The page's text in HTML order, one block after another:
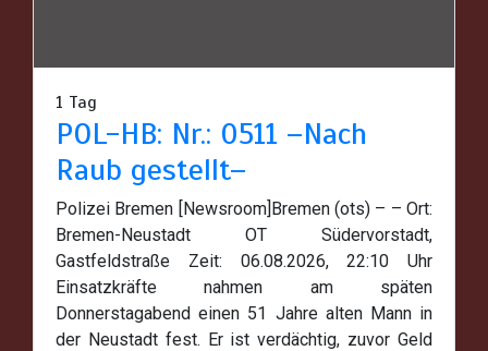
1 Tag
POL-HB: Nr.: 0511 –Nach
Raub gestellt–
Polizei Bremen [Newsroom]Bremen (ots) – – Ort:
Bremen-Neustadt OT Südervorstadt,
Gastfeldstraße Zeit: 06.08.2026, 22:10 Uhr
Einsatzkräfte nahmen am späten
Donnerstagabend einen 51 Jahre alten Mann in
der Neustadt fest. Er ist verdächtig, zuvor Geld